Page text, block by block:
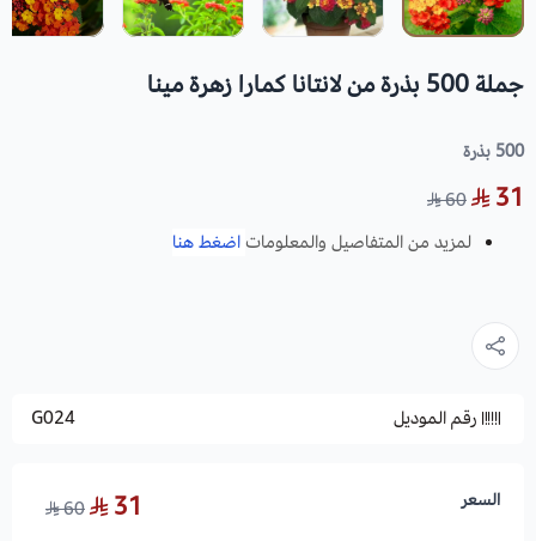
جملة 500 بذرة من لانتانا كمارا زهرة مينا
500 بذرة
31
60
لمزيد من المتفاصيل والمعلوماتاضغط هنا
رقم الموديل G024
السعر 31
60